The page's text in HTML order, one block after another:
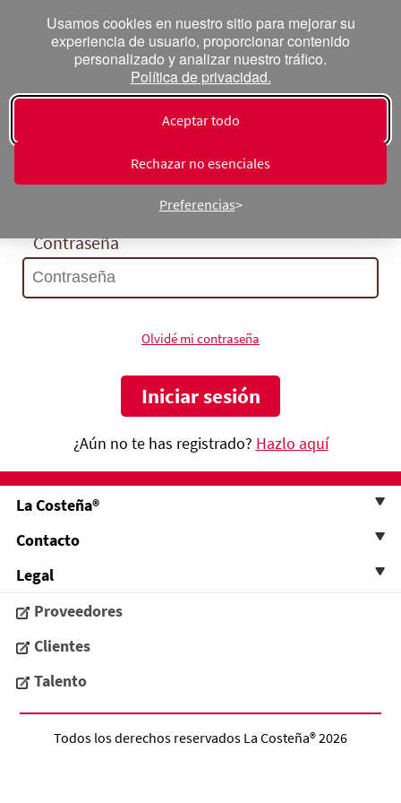
Usamos cookies en nuestro sitio para mejorar su
experiencia de usuario, proporcionar contenido
personalizado y analizar nuestro tráfico.
Política de privacidad.
Aceptar todo
Rechazar no esenciales
Preferencias
Inicia sesión
Contraseña
Olvidé mi contraseña
¿Aún no te has registrado? Hazlo aquí
La Costeña®
Contacto
Legal
Proveedores
Clientes
Talento
Todos los derechos reservados La Costeña®2026